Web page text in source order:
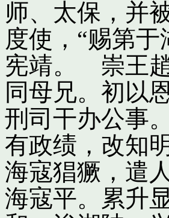
师、太保，并
度使，“赐第
宪靖。 崇王
同母兄。初以
刑司干办公事
有政绩，改知
海寇猖獗，遣
海寇平。累升